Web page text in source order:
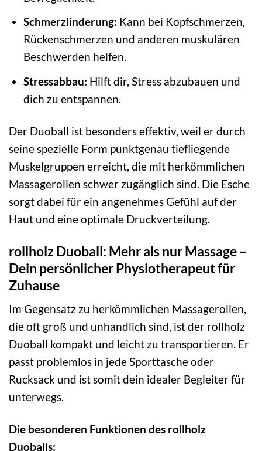
Schmerzlinderung: Kann bei Kopfschmerzen,
Rückenschmerzen und anderen muskulären
Beschwerden helfen.
Stressabbau: Hilft dir, Stress abzubauen und
dich zu entspannen.
Der Duoball ist besonders effektiv, weil er durch
seine spezielle Form punktgenau tiefliegende
Muskelgruppen erreicht, die mit herkömmlichen
Massagerollen schwer zugänglich sind. Die Esche
sorgt dabei für ein angenehmes Gefühl auf der
Haut und eine optimale Druckverteilung.
rollholz Duoball: Mehr als nur Massage –
Dein persönlicher Physiotherapeut für
Zuhause
Im Gegensatz zu herkömmlichen Massagerollen,
die oft groß und unhandlich sind, ist der rollholz
Duoball kompakt und leicht zu transportieren. Er
passt problemlos in jede Sporttasche oder
Rucksack und ist somit dein idealer Begleiter für
unterwegs.
Die besonderen Funktionen des rollholz
Duoballs: